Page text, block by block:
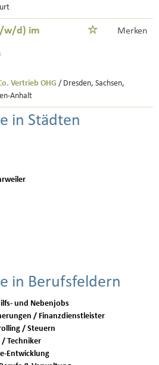
w/d) im
Merken
Vertrieb OHG / Dresden, Sachsen,
Anhalt
in Städten
in Berufsfeldern
und Nebenjobs
/ Finanzdienstleister
/ Steuern
Techniker
Entwicklung